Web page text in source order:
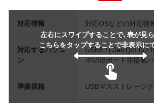
左右にスワイプすることで、表が見ら
こちらをタップすることで非表示に
対応情報 対応OSなどの対応情
対応するパソコ
ン
USB3.1(Gen1)/3.0/
※USBポート非搭載パ
準拠規格 USBマスストレージ